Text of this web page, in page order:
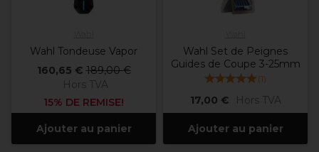
Wahl Tondeuse Vapor
160,65 € 189,00 €
Hors TVA
15% DE REMISE!
Ajouter au panier
Wahl Set de Peignes
Guides de Coupe 3-25mm
(1)
17,00 € Hors TVA
Ajouter au panier